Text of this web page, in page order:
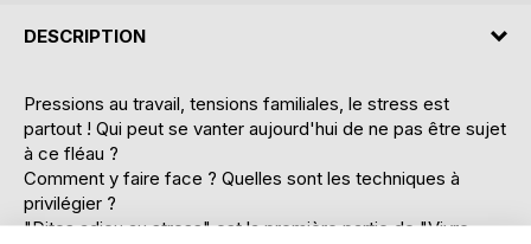
DESCRIPTION
Pressions au travail, tensions familiales, le stress est
partout ! Qui peut se vanter aujourd'hui de ne pas être sujet
à ce fléau ?
Comment y faire face ? Quelles sont les techniques à
privilégier ?
"Dites adieu au stress" est la première partie de "Vivre